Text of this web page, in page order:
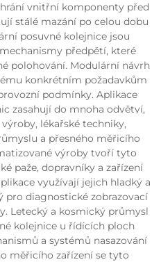
vnitřní komponenty před
stálé mazání po celou dobu
posuvné kolejnice jsou
předpětí, které
polohování. Modulární návrh
konkrétním požadavkům
podmínky. Aplikace
zasahují do mnoha odvětví,
lékařské techniky,
a přesného měřicího
výroby tvoří tyto
paže, dopravníky a zařízení
využívají jejich hladký a
pro diagnostické zobrazovací
Letecký a kosmický průmysl
kolejnice u řídících ploch
a systémů nasazování
měřicího zařízení se tyto